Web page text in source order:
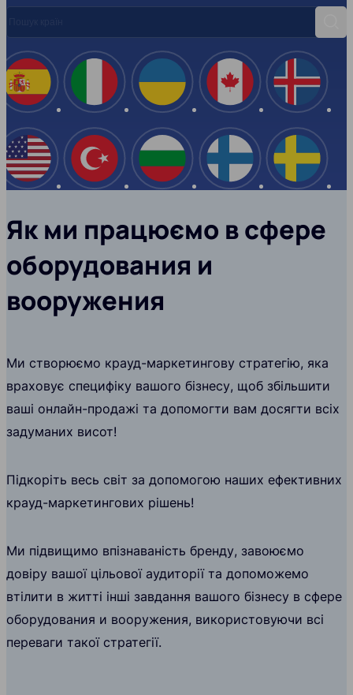
Іспанія
США
Італія
Туреччина
Україна
Болгарія
Канада
Фінляндія Швеція
Як ми працюємо в сфере
оборудования и
вооружения
Ми створюємо крауд-маркетингову стратегію, яка
враховує специфіку вашого бізнесу, щоб збільшити
ваші онлайн-продажі та допомогти вам досягти всіх
задуманих висот!
Підкоріть весь світ за допомогою наших ефективних
крауд-маркетингових рішень!
Ми підвищимо впізнаваність бренду, завоюємо
довіру вашої цільової аудиторії та допоможемо
втілити в житті інші завдання вашого бізнесу в сфере
оборудования и вооружения, використовуючи всі
переваги такої стратегії.